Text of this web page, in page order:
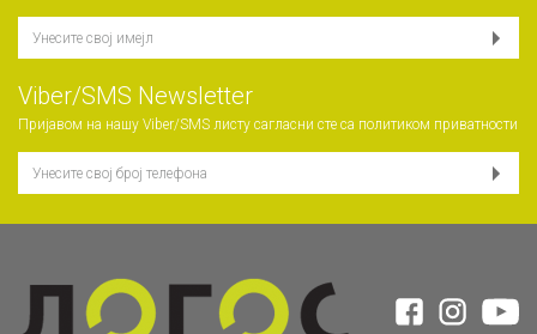
Viber/SMS Newsletter
Пријавом на нашу Viber/SMS листу сагласни сте са политиком приватности